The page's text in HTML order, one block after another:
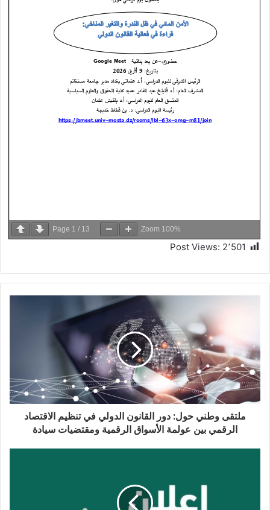
Page 1 / 13 Zoom 100%
Post Views: 2٬501
ملتقى وطني حول: دور القانون الدولي في تنظيم الاقتصاد
الرقمي بين عولمة الأسواق الرقمية ومقتضيات سيادة